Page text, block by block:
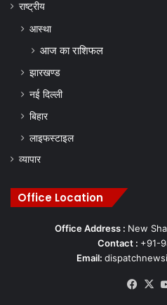
राष्ट्रीय
आस्था
आज का राशिफल
झारखण्ड
नई दिल्ली
बिहार
लाइफस्टाइल
व्यापार
Office Location
Office Address : New
Contact : +91-
Email: